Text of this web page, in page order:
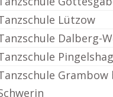
Lützow
Dalberg-
Grambow